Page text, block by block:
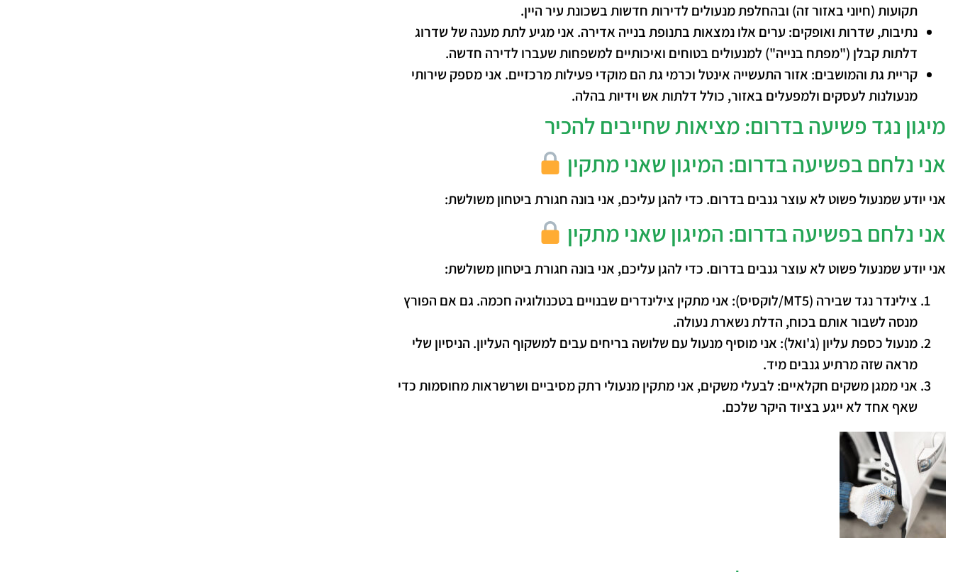
תקועות (חיוני באזור זה) ובהחלפת מנעולים לדירות חדשות בשכונת עיר היין.
נתיבות, שדרות ואופקים: ערים אלו נמצאות בתנופת בנייה אדירה. אני מגיע לתת מענה של שדרוג
דלתות קבלן ("מפתח בנייה") למנעולים בטוחים ואיכותיים למשפחות שעברו לדירה חדשה.
קריית גת והמושבים: אזור התעשייה אינטל וכרמי גת הם מוקדי פעילות מרכזיים. אני מספק שירותי
מנעולנות לעסקים ולמפעלים באזור, כולל דלתות אש וידיות בהלה.
מיגון נגד פשיעה בדרום: מציאות שחייבים להכיר
אני נלחם בפשיעה בדרום: המיגון שאני מתקין
אני יודע שמנעול פשוט לא עוצר גנבים בדרום. כדי להגן עליכם, אני בונה חגורת ביטחון משולשת:
אני נלחם בפשיעה בדרום: המיגון שאני מתקין
אני יודע שמנעול פשוט לא עוצר גנבים בדרום. כדי להגן עליכם, אני בונה חגורת ביטחון משולשת:
צילינדר נגד שבירה (MT5/לוקסיס):
אני מתקין צילינדרים שבנויים בטכנולוגיה חכמה. גם אם הפורץ
מנסה לשבור אותם בכוח, הדלת נשארת נעולה.
מנעול כספת עליון (ג'ואל): אני מוסיף מנעול עם שלושה בריחים עבים למשקוף העליון. הניסיון שלי
מראה שזה מרתיע גנבים מיד.
אני ממגן משקים חקלאיים: לבעלי משקים, אני מתקין מנעולי רתק מסיביים ושרשראות מחוסמות כדי
שאף אחד לא ייגע בציוד היקר שלכם.